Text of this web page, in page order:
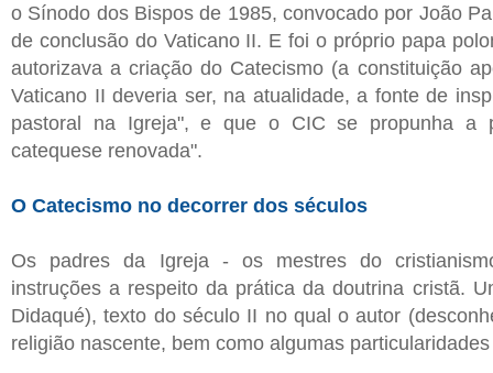
o Sínodo dos Bispos de 1985, convocado por João
de conclusão do Vaticano II. E foi o próprio papa
autorizava a criação do Catecismo (a constituição
Vaticano II deveria ser, na atualidade, a fonte de
pastoral na Igreja", e que o CIC se propunha a
catequese renovada".
O Catecismo no decorrer dos séculos
Os padres da Igreja - os mestres do
instruções a respeito da prática da doutrina cristã.
Didaqué), texto do século II no qual o autor
religião nascente, bem como algumas